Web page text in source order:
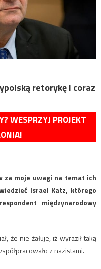
retorykę i coraz
WESPRZYJ PROJEKT
za moje uwagi na temat ich
Israel Katz, którego
międzynarodowy
że nie żałuje, iż wyraził taką
z nazistami.